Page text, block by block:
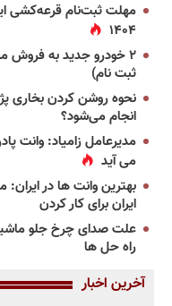
مهلت ثبت‌نام قرعه‌کشی
۱۴۰۴
۲ خودرو جدید به فروش
ثبت نام)
نحوه روشن کردن بخاری
انجام می‌شود؟
مدیرعامل زامیاد: وانت
می آید
ایران برای کار کردن
علت صدای چرخ جلو
راه حل ها
آخرین اخبار